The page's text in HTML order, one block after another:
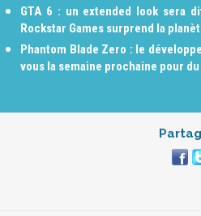
GTA 6 : un extended look sera
Rockstar Games surprend la
Phantom Blade Zero : le
vous la semaine prochaine pour